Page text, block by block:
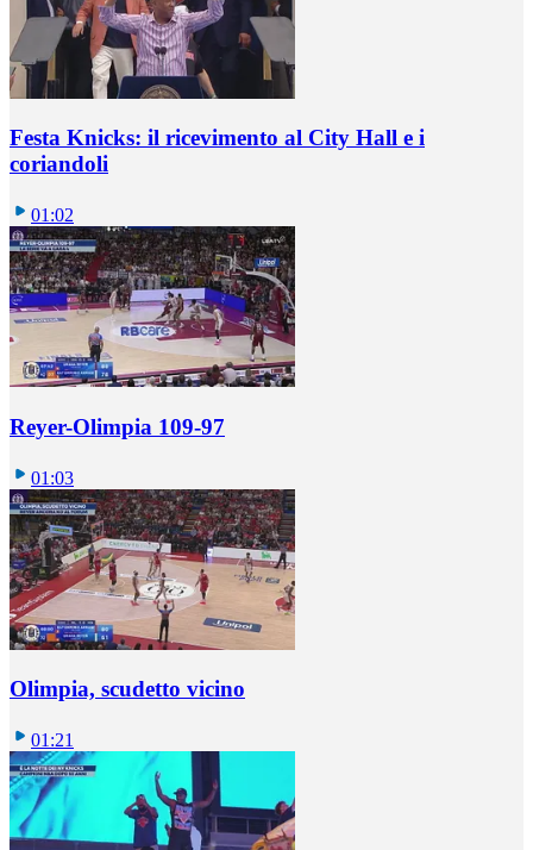
Festa Knicks: il ricevimento al City Hall e i
coriandoli
01:02
Reyer-Olimpia 109-97
01:03
Olimpia, scudetto vicino
01:21